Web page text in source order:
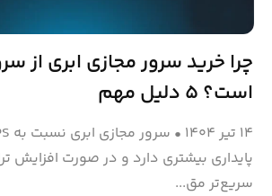
چرا خرید سرور مجازی ابری از
است؟ ۵ دلیل مهم
۱۴ تیر ۱۴۰۴ •
پایداری بیشتری دارد و در صورت افزایش
سریع‌تر مق...